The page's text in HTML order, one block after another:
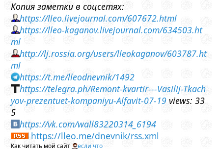
Копия заметки в соцсетях:
https://lleo.livejournal.com/607672.html
https://lleo-kaganov.livejournal.com/634503.ht
ml
http://lj.rossia.org/users/lleokaganov/603787.ht
ml
https://t.me/lleodnevnik/1492
https://telegra.ph/Remont-kvartir---Vasilij-Tkach
yov-prezentuet-kompaniyu-Alfavit-07-19 views: 33
5
https://vk.com/wall83220314_6194
https://lleo.me/dnevnik/rss.xml
Как читать мой сайт если что